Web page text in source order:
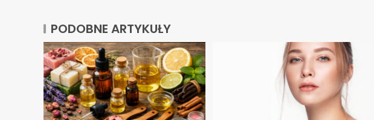
PODOBNE ARTYKUŁY